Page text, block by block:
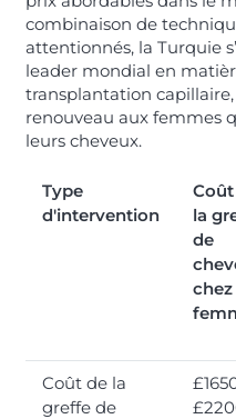
combinaison de
attentionnés, la Turquie
leader mondial en
transplantation
renouveau aux femmes
leurs cheveux.
Type
d'intervention
la
de
chez
Coût de la
greffe de